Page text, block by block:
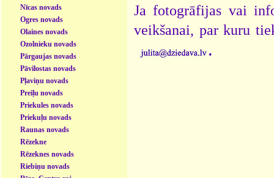
Nīcas novads
Ogres novads
Olaines novads
Ozolnieku novads
Pārgaujas novads
Pāvilostas novads
Pļaviņu novads
Preiļu novads
Priekules novads
Priekuļu novads
Raunas novads
Rēzekne
Rēzeknes novads
Riebiņu novads
Ja fotogrāfijas vai
veikšanai, par kuru
.